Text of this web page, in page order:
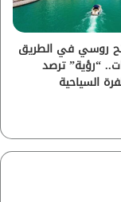
روسي في الطريق
“رؤية” ترصد
السياحية